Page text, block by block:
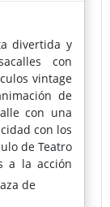
divertida y
con
vintage
de
con una
con los
de Teatro
a la acción
una
una gran
de